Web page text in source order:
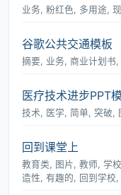
业务, 粉红色, 多用途,
谷歌公共交通模板
摘要, 业务, 商业计划书
医疗技术进步PPT
技术, 医学, 简单, 突破,
回到课堂上
教育类, 图片, 教师, 学
造性, 有趣的, 回到学校,